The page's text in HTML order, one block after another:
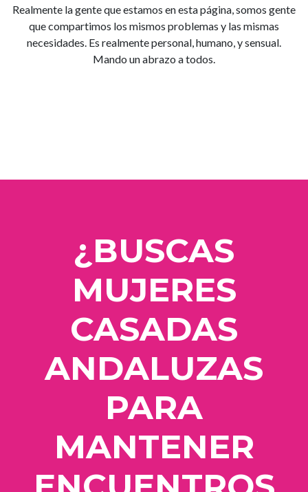
Realmente la gente que estamos en esta página, somos gente
que compartimos los mismos problemas y las mismas
necesidades. Es realmente personal, humano, y sensual.
Mando un abrazo a todos.
¿BUSCAS
MUJERES
CASADAS
ANDALUZAS
PARA
MANTENER